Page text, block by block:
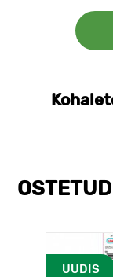
UUDIS